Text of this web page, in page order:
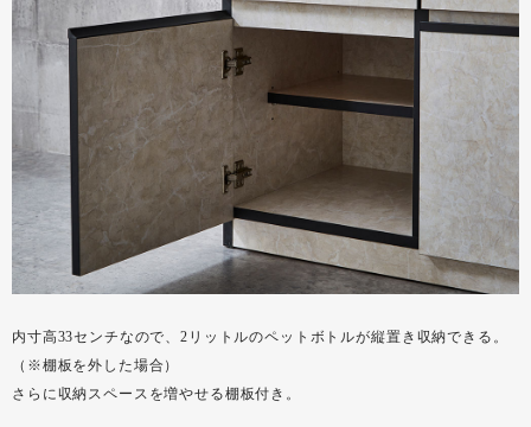
内寸高33センチなので、2リットルのペットボトルが縦置き収納できる。
（※棚板を外した場合）
さらに収納スペースを増やせる棚板付き。